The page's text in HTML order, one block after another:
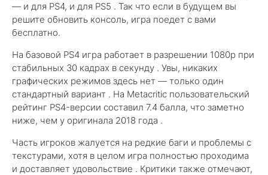
— и для PS4, и для PS5 . Так что если в будущем вы
решите обновить консоль, игра поедет с вами
бесплатно.
На базовой PS4 игра работает в разрешении 1080p при
стабильных 30 кадрах в секунду . Увы, никаких
графических режимов здесь нет — только один
стандартный вариант . На Metacritic пользовательский
рейтинг PS4-версии составил 7.4 балла, что заметно
ниже, чем у оригинала 2018 года .
Часть игроков жалуется на редкие баги и проблемы с
текстурами, хотя в целом игра полностью проходима
и доставляет удовольствие . Критики также отмечают,